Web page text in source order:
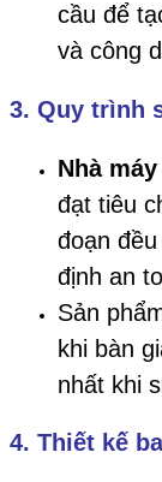
cầu để
và công
3. Quy trình
Nhà
đạt tiêu
đoạn
định an
Sản
khi bàn
nhất khi
4. Thiết kế